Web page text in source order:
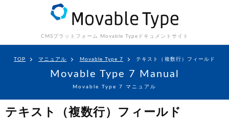
CMSプラットフォーム Movable Type ドキュメントサイト
TOP マニュアル Movable Type 7 テキスト（複数行）フィールド
Movable Type 7 Manual
Movable Type 7 マニュアル
テキスト（複数行）フィールド